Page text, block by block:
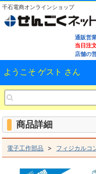
千石電商オンラインショップ
通販営
当日注
店舗の
ようこそ ゲスト さん
商品詳細
電子工作部品 > フィジカルコ